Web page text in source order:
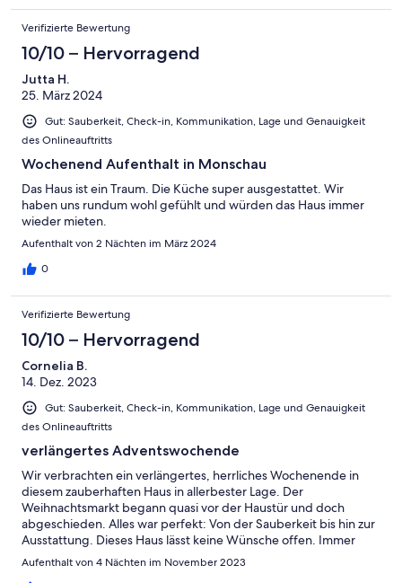
Verifizierte Bewertung
10/10 – Hervorragend
Jutta H.
25. März 2024
Gut: Sauberkeit, Check-in, Kommunikation, Lage und Genauigkeit
des Onlineauftritts
Wochenend Aufenthalt in Monschau
Das Haus ist ein Traum. Die Küche super ausgestattet. Wir
haben uns rundum wohl gefühlt und würden das Haus immer
wieder mieten.
Aufenthalt von 2 Nächten im März 2024
0
Verifizierte Bewertung
10/10 – Hervorragend
Cornelia B.
14. Dez. 2023
Gut: Sauberkeit, Check-in, Kommunikation, Lage und Genauigkeit
des Onlineauftritts
verlängertes Adventswochende
Wir verbrachten ein verlängertes, herrliches Wochenende in
diesem zauberhaften Haus in allerbester Lage. Der
Weihnachtsmarkt begann quasi vor der Haustür und doch
abgeschieden. Alles war perfekt: Von der Sauberkeit bis hin zur
Ausstattung. Dieses Haus lässt keine Wünsche offen. Immer
wieder!
Aufenthalt von 4 Nächten im November 2023